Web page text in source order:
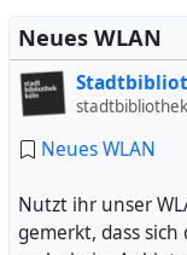
Neues WLAN
Neues WLAN
Nutzt ihr unser
gemerkt, dass